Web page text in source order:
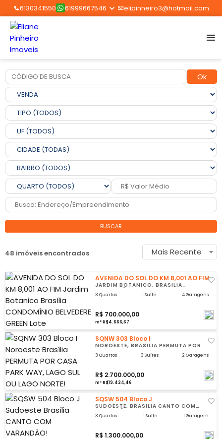
6130341550 61999667546 elipinheiro3@hotmail.com
Ok
BUSCAR
48 imóveis encontrados Mais Recente
AVENIDA DO SOL DO KM 8,001 AO FIM
JARDIM BOTANICO, BRASÍLIA
CONDOMÍNIO BELVEDERE GREEN
3 Quartos 1 Suíte 4 Garagens
R$ 700.000,00
m² R$4.666,67
SQNW 303 Bloco I
NOROESTE, BRASÍLIA PERMUTA POR
NORTE!
3 Quartos 3 Suítes 2 Garagens
R$ 2.700.000,00
m² R$19.424,46
SQSW 504 Bloco J
SUDOESTE, BRASÍLIA CANTO COM
VARANDÃO!
3 Quartos 1 Suíte 1 Garagem
R$ 1.300.000,00